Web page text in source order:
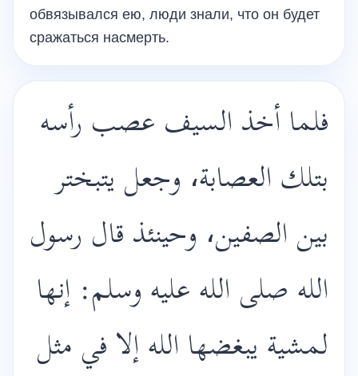
обвязывался ею, люди знали, что он будет
сражаться насмерть.
فلما أخذ السيف عصب رأسه
بتلك العصابة، وجعل يتبختر
بين الصفين، وحينئذ قال رسول
الله صلى الله عليه وسلم: إنها
لمشية يبغضها الله إلا في مثل